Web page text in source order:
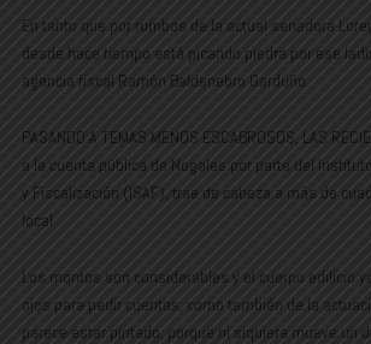
En tanto que por rumbos de la actual senadora
desde hace tiempo está picando piedra por ese
agencia fiscal Ramón Baldenebro Garduño.
PASANDO A TEMAS MENOS ESCABROSOS, LAS
a la cuenta pública de Nogales por parte del
y Fiscalización (ISAF), trae de cabeza a más de
local.
Los montos son considerables y el cuerpo edilicio
ojos para pedir cuentas, como también de la
parece estar pintado, porque ni siquiera mueve un